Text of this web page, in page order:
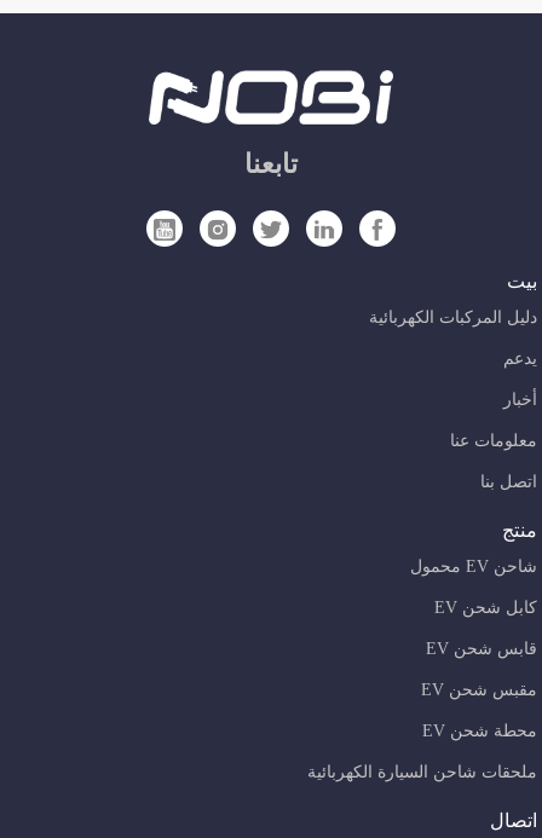
تابعنا
بيت
دليل المركبات الكهربائية
يدعم
أخبار
معلومات عنا
اتصل بنا
منتج
شاحن EV محمول
كابل شحن EV
قابس شحن EV
مقبس شحن EV
محطة شحن EV
ملحقات شاحن السيارة الكهربائية
اتصال